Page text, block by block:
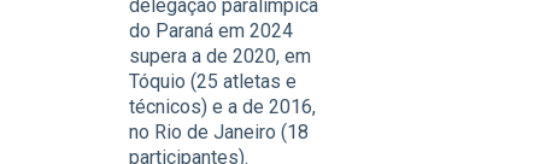
delegação paralímpica
do Paraná em 2024
supera a de 2020, em
Tóquio (25 atletas e
técnicos) e a de 2016,
no Rio de Janeiro (18
participantes).